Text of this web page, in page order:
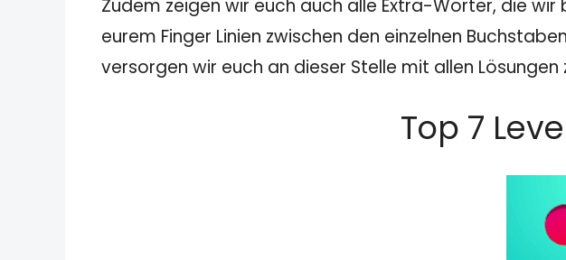
Zudem zeigen wir euch auch alle Extra-Wörter, die
eurem Finger Linien zwischen den einzelnen
versorgen wir euch an dieser Stelle mit allen Lösungen
Top 7